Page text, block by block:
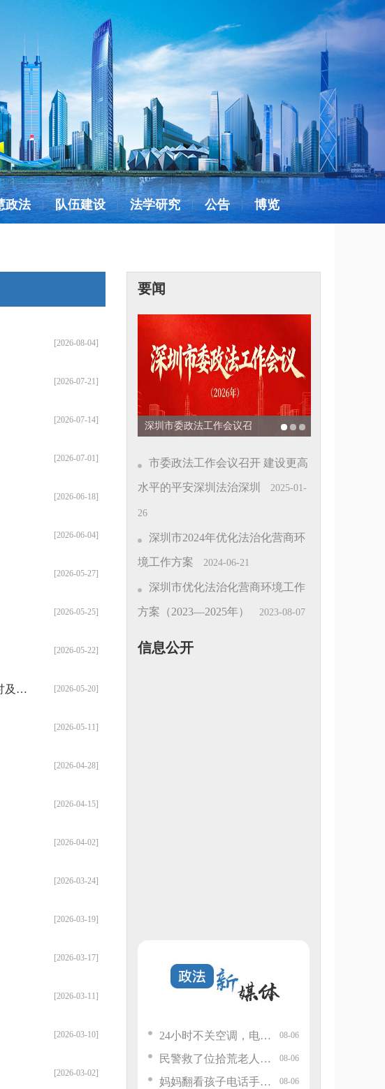
政法 队伍建设 法学研究 | 公告 | 博览
[2026-08-04]
[2026-07-21]
[2026-07-14]
[2026-07-01]
[2026-06-18]
[2026-06-04]
[2026-05-27]
[2026-05-25]
[2026-05-22]
“AI导航+专家解读”——深圳市企业出海法律服务和查明中心（福田区分中心）举办首场专题研讨及咨询活动 [2026-05-20]
[2026-05-11]
[2026-04-28]
[2026-04-15]
[2026-04-02]
[2026-03-24]
[2026-03-19]
[2026-03-17]
[2026-03-11]
[2026-03-10]
[2026-03-02]
要闻
举办“勤学春来
深圳市委政法工作会议召
市委政法工作会议召开 建设更高
水平的平安深圳法治深圳 2025-01-
26
深圳市2024年优化法治化营商环
境工作方案 2024-06-21
深圳市优化法治化营商环境工作
方案（2023—2025年） 2023-08-07
信息公开
24小时不关空调，电费竟降六成！网友吵翻，官方回应 08-06
民警救了位拾荒老人，后来把他关进看守所 08-06
妈妈翻看孩子电话手表吓一跳：十几个聊天群、通讯录一半是陌生人；全部删除后孩子哭诉：“我不被尊重” 08-06